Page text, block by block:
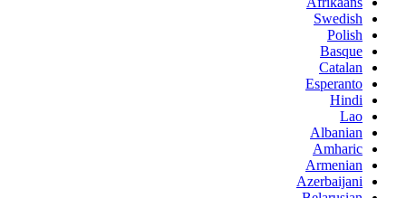
Swedish
Polish
Basque
Catalan
Esperanto
Hindi
Lao
Albanian
Amharic
Armenian
Azerbaijani